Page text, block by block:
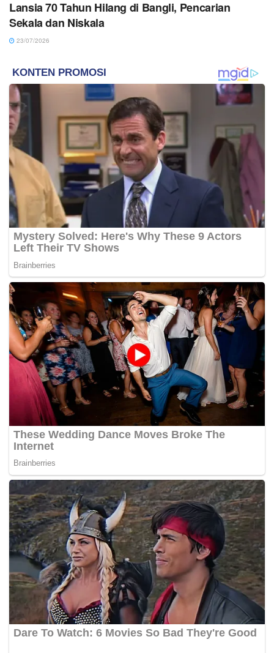
Lansia 70 Tahun Hilang di Bangli, Pencarian
Sekala dan Niskala
23/07/2026